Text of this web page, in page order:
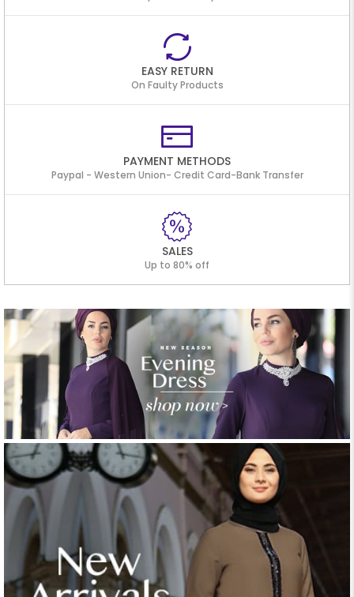
EASY RETURN
On Faulty Products
PAYMENT METHODS
Paypal - Western Union- Credit Card-Bank Transfer
SALES
Up to 80% off